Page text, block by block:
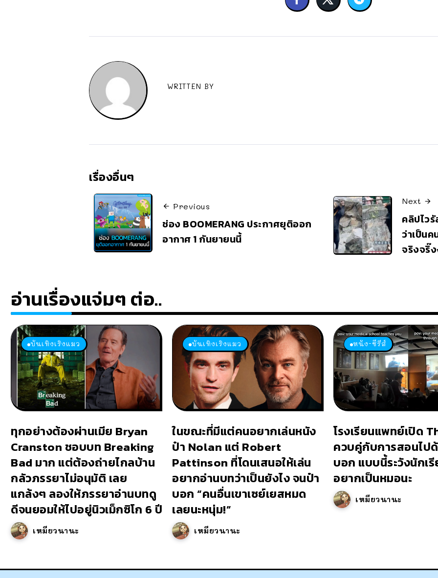
WRITTEN BY
เรื่องอื่นๆ
Previous
ช่อง BOOMERANG ประกาศยุติออก
อากาศ 1 กันยายนนี้
Next
คลิปไว
ว่าเป็น
จริงจริ๊
อ่านเรื่องแจ่มๆ ต่อ..
บันเทิงเริงแมว
ทุกอย่างต้องผ่านเมีย Bryan
Cranston ชอบบท Breaking
Bad มาก แต่ต้องถ่ายไกลบ้าน
กลัวภรรยาไม่อนุมัติ เลย
แกล้งๆ ลองให้ภรรยาอ่านบทดู
ดีจนยอมให้ไปอยู่นิวเม็กซิโก 6 ปี
เหมียวนานะ
บันเทิงเริงแมว
ในขณะที่มีแต่คนอยากเล่นหนัง
ป๋า Nolan แต่ Robert
Pattinson ที่โดนเสนอให้เล่น
อยากอ่านบทว่าเป็นยังไง จนป๋า
บอก “คนอื่นเขาเซย์เยสหมด
เลยนะหนุ่ม!”
เหมียวนานะ
หนัง-ซีรีส์
โรงเรียนแพทย์เปิด
ควบคู่กับการสอนไป
บอก แบบนี้ระวังนักเรี
อยากเป็นหมอนะ
เหมียวนานะ